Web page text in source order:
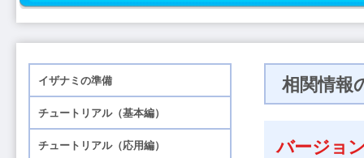
相関情報
バージョ